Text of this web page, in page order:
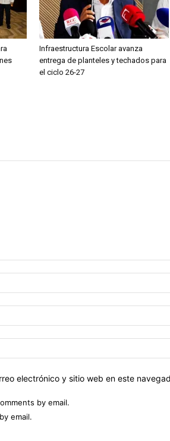
Infraestructura Escolar avanza
entrega de planteles y techados para
el ciclo 26-27
electrónico y sitio web en este
by email.
email.